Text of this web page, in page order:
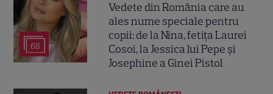
68
Vedete din România care au
ales nume speciale pentru
copii: de la Nina, fetița Laurei
Cosoi, la Jessica lui Pepe și
Josephine a Ginei Pistol